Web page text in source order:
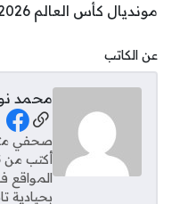
مونديال كأس العالم 2026 وإسعاد الجماهير المصرية.
عن الكاتب
محمد
Links
صحفي
المواقع
بحيادية